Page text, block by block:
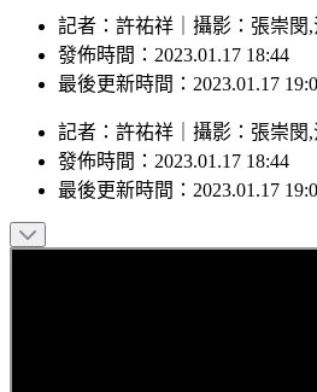
記者：許祐祥｜攝影：張崇閔,
發佈時間：2023.01.17 18:44
最後更新時間：2023.01.17
記者 ： 許祐祥 攝影 ： 張崇閔
發佈時間： 2023.01.17 18:44
最後更新時間： 2023.01.17